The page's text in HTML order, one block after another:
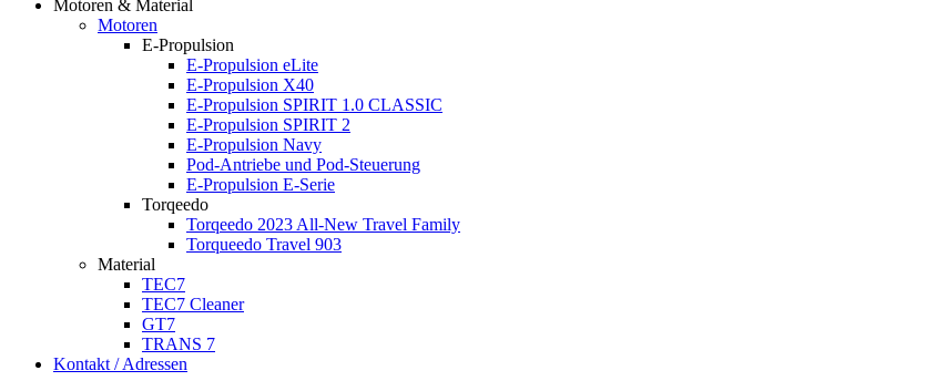
Motoren & Material
Motoren
E-Propulsion
E-Propulsion eLite
E-Propulsion X40
E-Propulsion SPIRIT 1.0 CLASSIC
E-Propulsion SPIRIT 2
E-Propulsion Navy
Pod-Antriebe und Pod-Steuerung
E-Propulsion E-Serie
Torqeedo
Torqeedo 2023 All-New Travel Family
Torqueedo Travel 903
Material
TEC7
TEC7 Cleaner
GT7
TRANS 7
Kontakt / Adressen